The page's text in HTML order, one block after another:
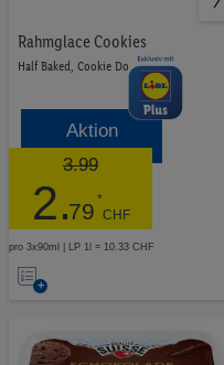
Rahmglace Cookies
Half Baked, Cookie Dough
Aktion
3.99
2.79 *
CHF
pro 3x90ml | LP 1l = 10.33 CHF
Auf
Merkliste
Tabakwaren 23
Pflanzliche Proteine
Ausgewogene Snacks
CHF 1.00
LOS